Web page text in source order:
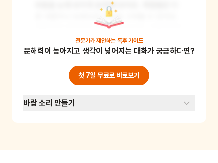
바람을 눈에 보이게 표현해 보아요. 계절별로 다
른 색깔이나 모양으로 바람을 그려볼 수 있어요.
예를 들어 봄바람은 분홍색 곡선으로, 겨울바람은
파란색 지그재그 선으로 표현할 수 있죠. 이 활동
을 통해 어린이의 상상력과 창의력을 키울 수 있
어요. 준비물: 종이, 크레파스나 색연필
전문가가 제안하는 독후 가이드
문해력이 높아지고 생각이 넓어지는 대화가 궁금하다면?
첫 7일 무료로 바로보기
바람 소리 만들기